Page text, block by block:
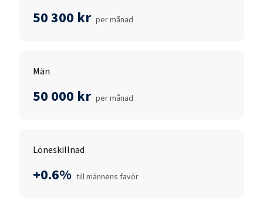
50 300 kr per månad
Män
50 000 kr per månad
Löneskillnad
+0.6% till männens favör